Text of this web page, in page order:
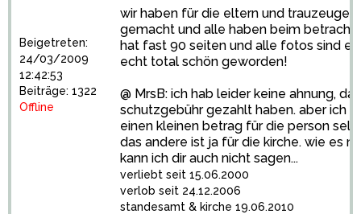
Beigetreten:
24/03/2009
12:42:53
Beiträge: 1322
Offline
wir haben für die eltern und
gemacht und alle haben beim
hat fast 90 seiten und alle fotos sind
echt total schön geworden!
@ MrsB: ich hab leider keine ahnung, da
schutzgebühr gezahlt haben. aber ich
einen kleinen betrag für die person
das andere ist ja für die kirche. wie es
kann ich dir auch nicht sagen...
verliebt seit 15.06.2000
verlob seit 24.12.2006
standesamt & kirche 19.06.2010